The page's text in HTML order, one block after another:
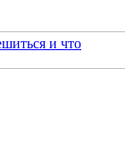
и что